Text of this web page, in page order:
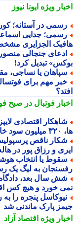
ویژهایونا نیوز
در آستانه؛
جدایی اسماعیل
الجزایری مشخص
جنجالی
تبدیل کرد!
یا نساجی، مقصد
مهم برای فوتسالی
فوتبال در صبح
ناقص پرسپولیس در
و رزاق پور در هاله ای از ابهام،
یا انتخاب
به لیگ یک رسید!
سال بعد، دادگاه
خورد و هیچ کس
پنجره را به
پارک ماندنی شد
ویژهاقتصاد آزاد